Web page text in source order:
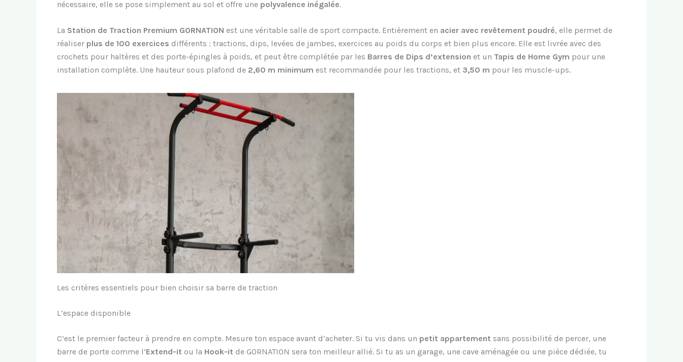
nécessaire, elle se pose simplement au sol et offre une polyvalence inégalée.
La Station de Traction Premium GORNATION est une véritable salle de sport compacte. Entièrement en acier avec revêtement poudré, elle permet de
réaliser plus de 100 exercices différents : tractions, dips, levées de jambes, exercices au poids du corps et bien plus encore. Elle est livrée avec des
crochets pour haltères et des porte-épingles à poids, et peut être complétée par les Barres de Dips d’extension et un Tapis de Home Gym pour une
installation complète. Une hauteur sous plafond de 2,60 m minimum est recommandée pour les tractions, et 3,50 m pour les muscle-ups.
Les critères essentiels pour bien choisir sa barre de traction
L’espace disponible
C’est le premier facteur à prendre en compte. Mesure ton espace avant d’acheter. Si tu vis dans un petit appartement sans possibilité de percer, une
barre de porte comme l’Extend-it ou la Hook-it de GORNATION sera ton meilleur allié. Si tu as un garage, une cave aménagée ou une pièce dédiée, tu